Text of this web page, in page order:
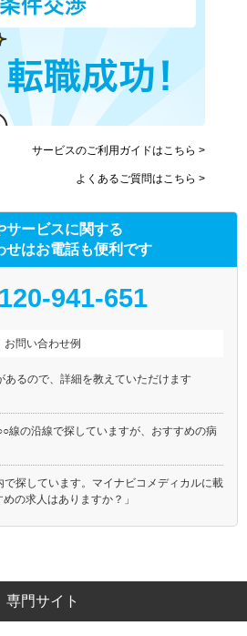
サービスのご利用ガイドはこちら >
よくあるご質問はこちら >
サービスに関する
せはお電話も便利です
941-651
お問い合わせ例
あるので、詳細を教えていただけます
線の沿線で探していますが、おすすめの病
で探しています。マイナビコメディカルに載
の求人はありますか？」
専門サイト